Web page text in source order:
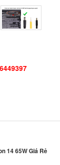
14 65W Giá Rẻ